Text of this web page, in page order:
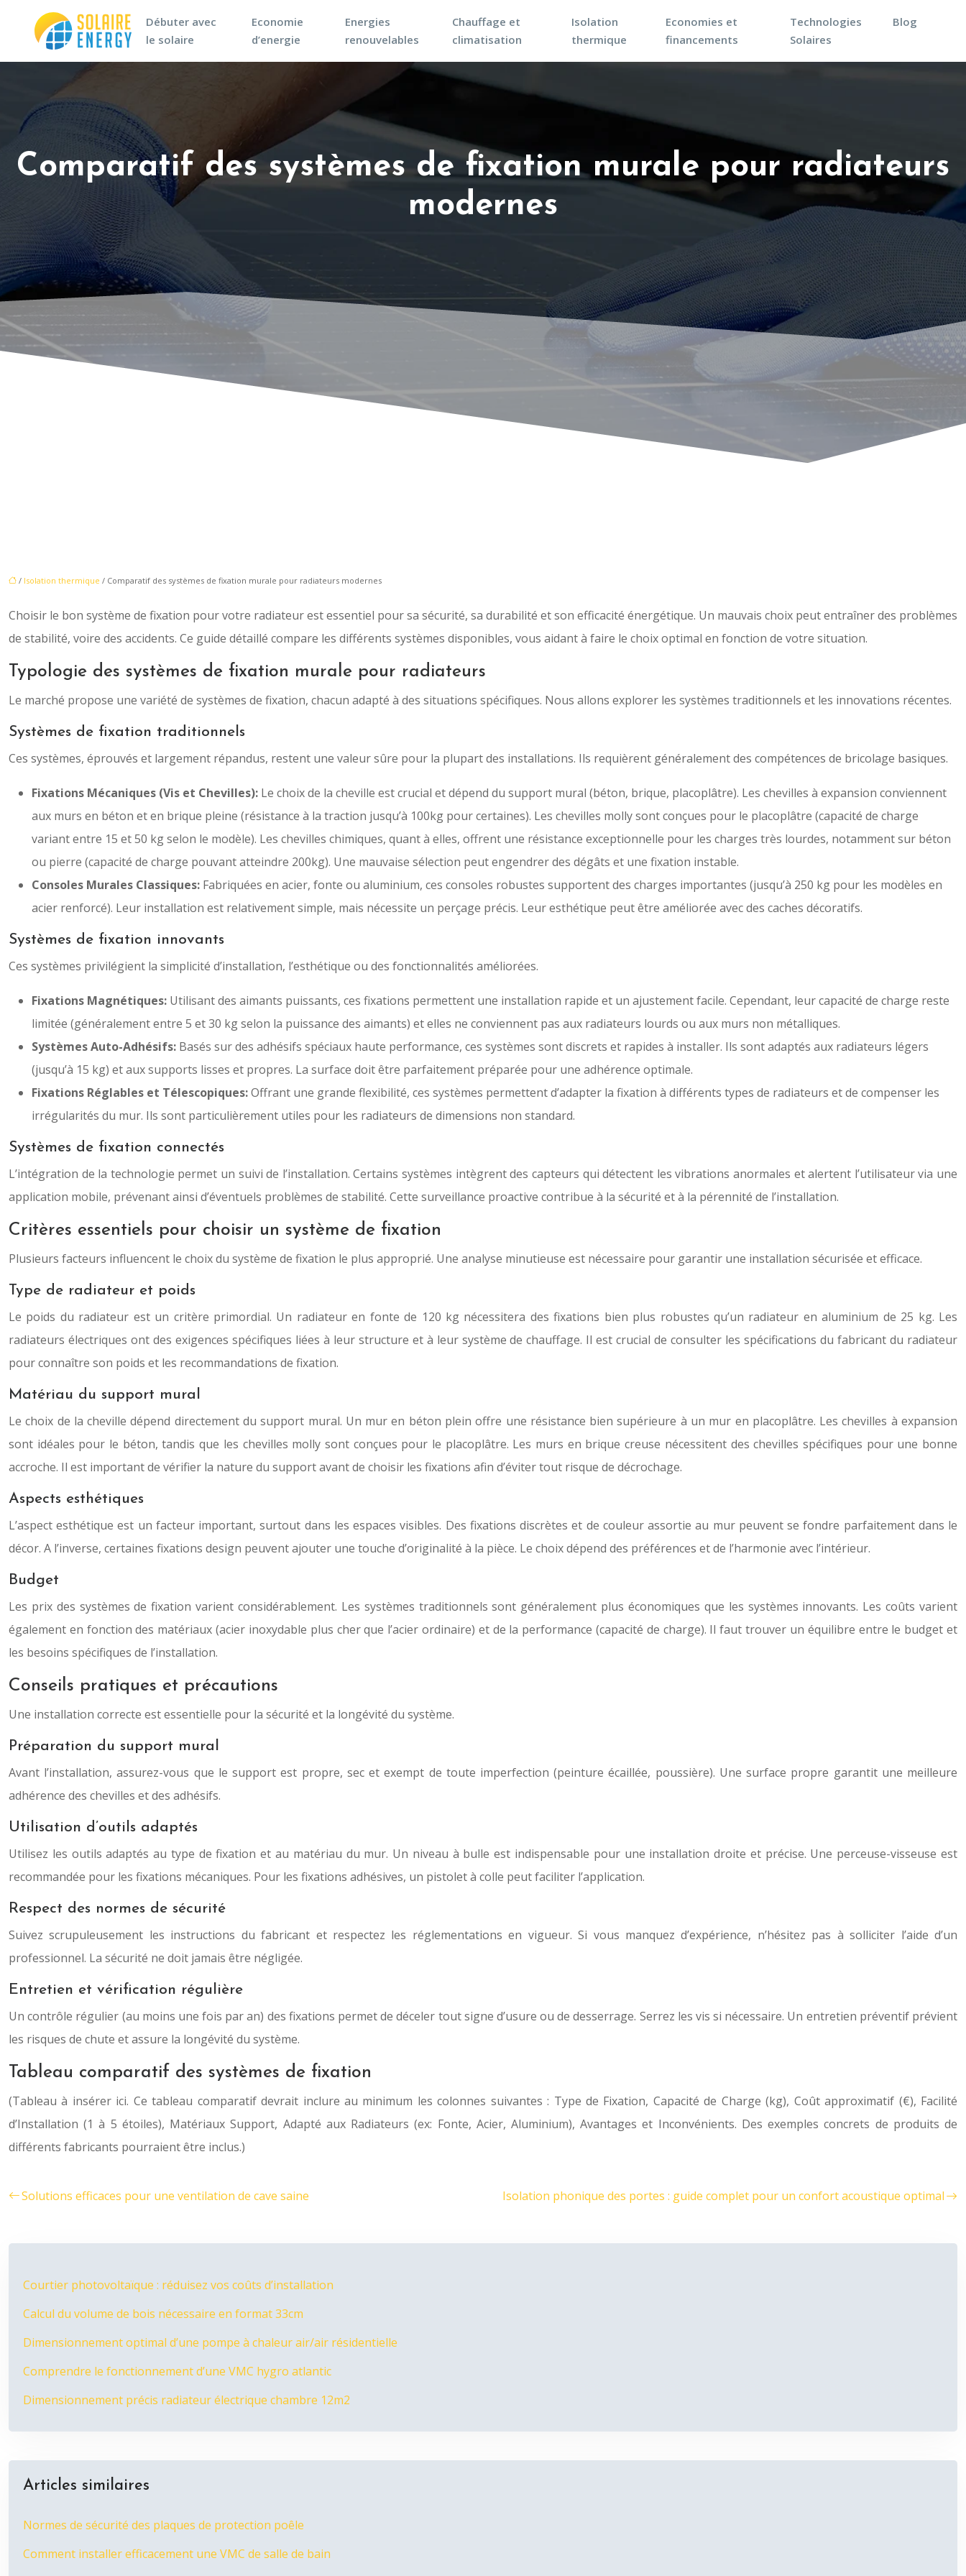
Débuter avec
le solaire
Economie
d’energie
Energies
renouvelables
Chauffage et
climatisation
Isolation
thermique
Economies et
financements
Technologies
Solaires
Blog
Comparatif des systèmes de fixation murale pour radiateurs
modernes
/ Isolation thermique / Comparatif des systèmes de fixation murale pour radiateurs modernes
Choisir le bon système de fixation pour votre radiateur est essentiel pour sa sécurité, sa durabilité et son efficacité énergétique. Un mauvais choix peut entraîner des problèmes
de stabilité, voire des accidents. Ce guide détaillé compare les différents systèmes disponibles, vous aidant à faire le choix optimal en fonction de votre situation.
Typologie des systèmes de fixation murale pour radiateurs
Le marché propose une variété de systèmes de fixation, chacun adapté à des situations spécifiques. Nous allons explorer les systèmes traditionnels et les innovations récentes.
Systèmes de fixation traditionnels
Ces systèmes, éprouvés et largement répandus, restent une valeur sûre pour la plupart des installations. Ils requièrent généralement des compétences de bricolage basiques.
Fixations Mécaniques (Vis et Chevilles): Le choix de la cheville est crucial et dépend du support mural (béton, brique, placoplâtre). Les chevilles à expansion conviennent
aux murs en béton et en brique pleine (résistance à la traction jusqu’à 100kg pour certaines). Les chevilles molly sont conçues pour le placoplâtre (capacité de charge
variant entre 15 et 50 kg selon le modèle). Les chevilles chimiques, quant à elles, offrent une résistance exceptionnelle pour les charges très lourdes, notamment sur béton
ou pierre (capacité de charge pouvant atteindre 200kg). Une mauvaise sélection peut engendrer des dégâts et une fixation instable.
Consoles Murales Classiques: Fabriquées en acier, fonte ou aluminium, ces consoles robustes supportent des charges importantes (jusqu’à 250 kg pour les modèles en
acier renforcé). Leur installation est relativement simple, mais nécessite un perçage précis. Leur esthétique peut être améliorée avec des caches décoratifs.
Systèmes de fixation innovants
Ces systèmes privilégient la simplicité d’installation, l’esthétique ou des fonctionnalités améliorées.
Fixations Magnétiques: Utilisant des aimants puissants, ces fixations permettent une installation rapide et un ajustement facile. Cependant, leur capacité de charge reste
limitée (généralement entre 5 et 30 kg selon la puissance des aimants) et elles ne conviennent pas aux radiateurs lourds ou aux murs non métalliques.
Systèmes Auto-Adhésifs: Basés sur des adhésifs spéciaux haute performance, ces systèmes sont discrets et rapides à installer. Ils sont adaptés aux radiateurs légers
(jusqu’à 15 kg) et aux supports lisses et propres. La surface doit être parfaitement préparée pour une adhérence optimale.
Fixations Réglables et Télescopiques:Offrant une grande flexibilité, ces systèmes permettent d’adapter la fixation à différents types de radiateurs et de compenser les
irrégularités du mur. Ils sont particulièrement utiles pour les radiateurs de dimensions non standard.
Systèmes de fixation connectés
L’intégration de la technologie permet un suivi de l’installation. Certains systèmes intègrent des capteurs qui détectent les vibrations anormales et alertent l’utilisateur via une
application mobile, prévenant ainsi d’éventuels problèmes de stabilité. Cette surveillance proactive contribue à la sécurité et à la pérennité de l’installation.
Critères essentiels pour choisir un système de fixation
Plusieurs facteurs influencent le choix du système de fixation le plus approprié. Une analyse minutieuse est nécessaire pour garantir une installation sécurisée et efficace.
Type de radiateur et poids
Le poids du radiateur est un critère primordial. Un radiateur en fonte de 120 kg nécessitera des fixations bien plus robustes qu’un radiateur en aluminium de 25 kg. Les
radiateurs électriques ont des exigences spécifiques liées à leur structure et à leur système de chauffage. Il est crucial de consulter les spécifications du fabricant du radiateur
pour connaître son poids et les recommandations de fixation.
Matériau du support mural
Le choix de la cheville dépend directement du support mural. Un mur en béton plein offre une résistance bien supérieure à un mur en placoplâtre. Les chevilles à expansion
sont idéales pour le béton, tandis que les chevilles molly sont conçues pour le placoplâtre. Les murs en brique creuse nécessitent des chevilles spécifiques pour une bonne
accroche. Il est important de vérifier la nature du support avant de choisir les fixations afin d’éviter tout risque de décrochage.
Aspects esthétiques
L’aspect esthétique est un facteur important, surtout dans les espaces visibles. Des fixations discrètes et de couleur assortie au mur peuvent se fondre parfaitement dans le
décor. A l’inverse, certaines fixations design peuvent ajouter une touche d’originalité à la pièce. Le choix dépend des préférences et de l’harmonie avec l’intérieur.
Budget
Les prix des systèmes de fixation varient considérablement. Les systèmes traditionnels sont généralement plus économiques que les systèmes innovants. Les coûts varient
également en fonction des matériaux (acier inoxydable plus cher que l’acier ordinaire) et de la performance (capacité de charge). Il faut trouver un équilibre entre le budget et
les besoins spécifiques de l’installation.
Conseils pratiques et précautions
Une installation correcte est essentielle pour la sécurité et la longévité du système.
Préparation du support mural
Avant l’installation, assurez-vous que le support est propre, sec et exempt de toute imperfection (peinture écaillée, poussière). Une surface propre garantit une meilleure
adhérence des chevilles et des adhésifs.
Utilisation d’outils adaptés
Utilisez les outils adaptés au type de fixation et au matériau du mur. Un niveau à bulle est indispensable pour une installation droite et précise. Une perceuse-visseuse est
recommandée pour les fixations mécaniques. Pour les fixations adhésives, un pistolet à colle peut faciliter l’application.
Respect des normes de sécurité
Suivez scrupuleusement les instructions du fabricant et respectez les réglementations en vigueur. Si vous manquez d’expérience, n’hésitez pas à solliciter l’aide d’un
professionnel. La sécurité ne doit jamais être négligée.
Entretien et vérification régulière
Un contrôle régulier (au moins une fois par an) des fixations permet de déceler tout signe d’usure ou de desserrage. Serrez les vis si nécessaire. Un entretien préventif prévient
les risques de chute et assure la longévité du système.
Tableau comparatif des systèmes de fixation
(Tableau à insérer ici. Ce tableau comparatif devrait inclure au minimum les colonnes suivantes : Type de Fixation, Capacité de Charge (kg), Coût approximatif (€), Facilité
d’Installation (1 à 5 étoiles), Matériaux Support, Adapté aux Radiateurs (ex: Fonte, Acier, Aluminium), Avantages et Inconvénients. Des exemples concrets de produits de
différents fabricants pourraient être inclus.)
Solutions efficaces pour une ventilation de cave saine Isolation phonique des portes : guide complet pour un confort acoustique optimal
Courtier photovoltaïque : réduisez vos coûts d’installation
Calcul du volume de bois nécessaire en format 33cm
Dimensionnement optimal d’une pompe à chaleur air/air résidentielle
Comprendre le fonctionnement d’une VMC hygro atlantic
Dimensionnement précis radiateur électrique chambre 12m2
Articles similaires
Normes de sécurité des plaques de protection poêle
Comment installer efficacement une VMC de salle de bain